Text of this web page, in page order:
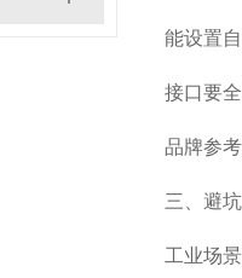
能设置
接口要
品牌参
三、避
工业场